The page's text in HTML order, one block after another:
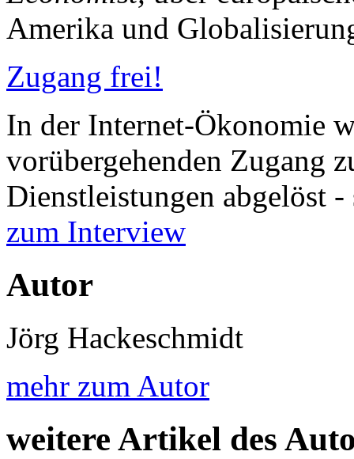
Amerika und
Zugang frei!
In der Internet-Ökonomie
vorübergehenden Zugang
Dienstleistungen abgelöst
zum Interview
Autor
Jörg Hackeschmidt
mehr zum Autor
weitere Artikel des